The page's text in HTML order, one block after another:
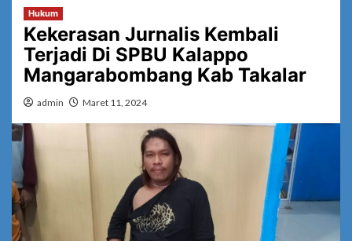
Hukum
Kekerasan Jurnalis Kembali
Terjadi Di SPBU Kalappo
Mangarabombang Kab Takalar
admin Maret 11, 2024